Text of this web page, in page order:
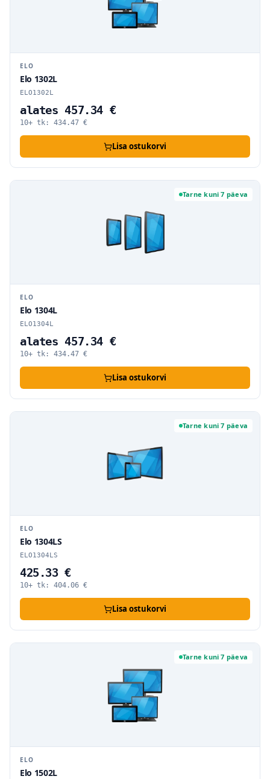
ELO
Elo 1302L
ELO1302L
alates 457.34 €
10+ tk: 434.47 €
Lisa ostukorvi
Tarne kuni 7 päeva
ELO
Elo 1304L
ELO1304L
alates 457.34 €
10+ tk: 434.47 €
Lisa ostukorvi
Tarne kuni 7 päeva
ELO
Elo 1304LS
ELO1304LS
425.33 €
10+ tk: 404.06 €
Lisa ostukorvi
Tarne kuni 7 päeva
ELO
Elo 1502L